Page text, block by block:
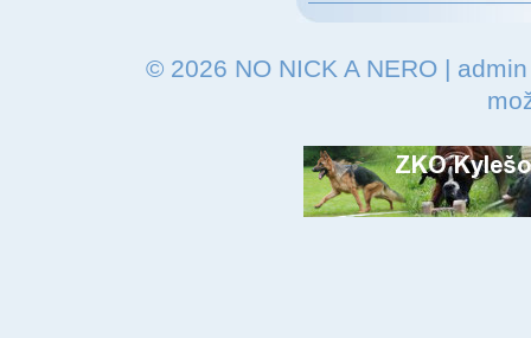
© 2026 NO NICK A NERO | admin